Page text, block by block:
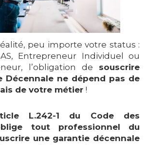
peu importe votre status :
Entrepreneur Individuel ou
l’obligation de souscrire
Décennale ne dépend pas de
de votre métier !
L.242-1 du Code des
tout professionnel du
une garantie décennale